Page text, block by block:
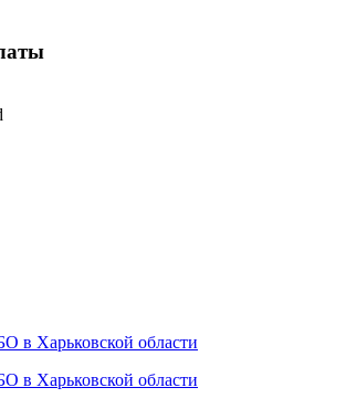
в Харьковской области
в Харьковской области